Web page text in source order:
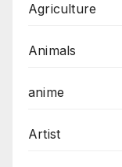
Agriculture
Animals
anime
Artist